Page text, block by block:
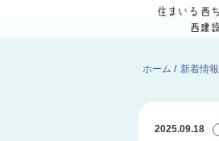
ホーム / 新着情報
2025.09.18